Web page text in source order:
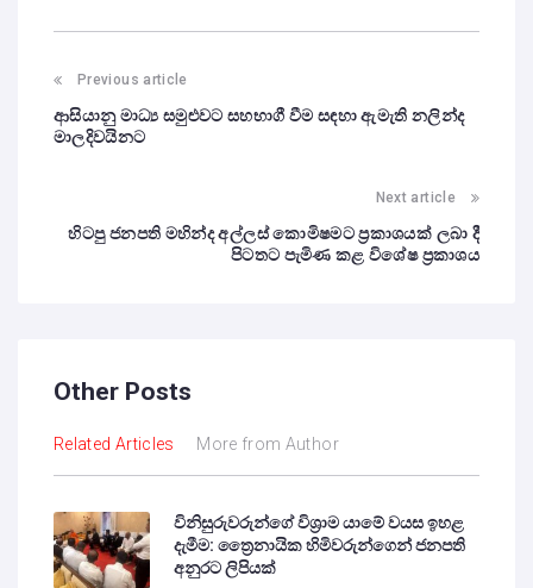
Previous article
ආසියානු මාධ්‍ය සමුළුවට සහභාගී වීම සඳහා ඇමැති නලින්ද
මාලදිවයිනට
Next article
හිටපු ජනපති මහින්ද අල්ලස් කොමිෂමට ප්‍රකාශයක් ලබා දී
පිටතට පැමිණ කළ විශේෂ ප්‍රකාශය
Other Posts
Related Articles More from Author
විනිසුරුවරුන්ගේ විශ්‍රාම යාමේ වයස ඉහළ
දැමීම: ත්‍රෛනායික හිමිවරුන්ගෙන් ජනපති
අනුරට ලිපියක්